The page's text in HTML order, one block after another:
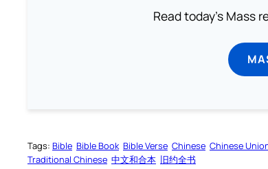
Read today's Mass
Tags: Bible Bible Book Bible Verse Chinese Chinese
Traditional Chinese 中文和合本 旧约全书